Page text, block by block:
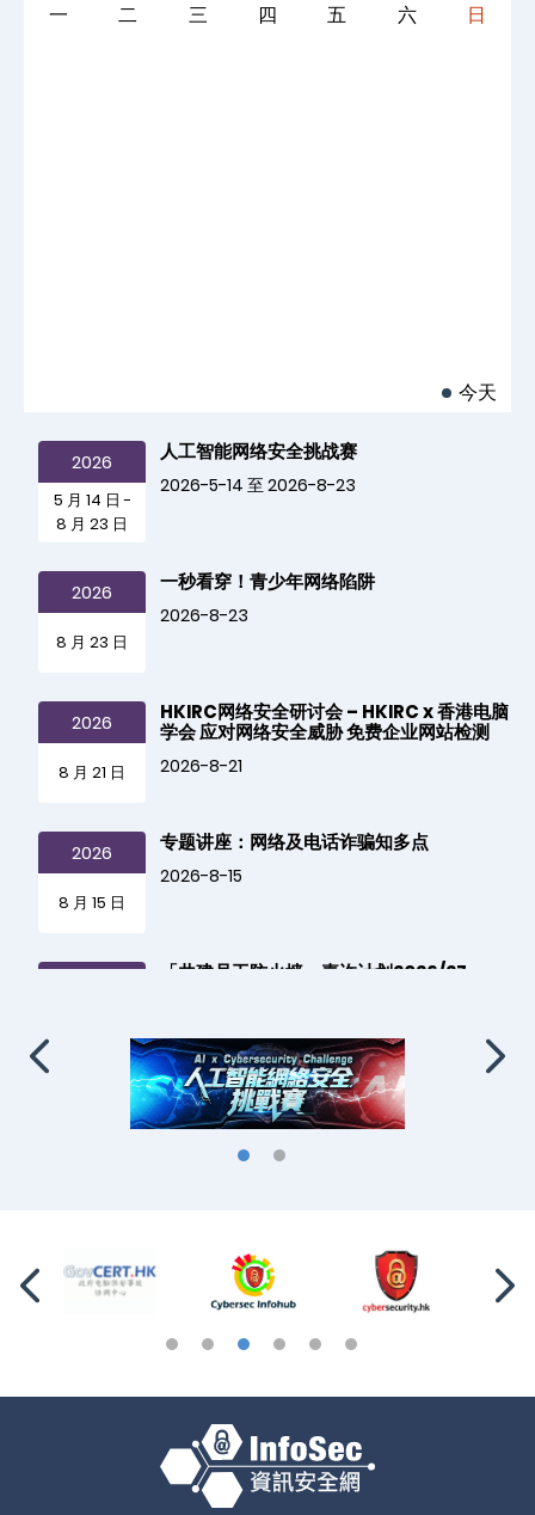
一 二 三 四 五 六 日
今天
2026
5 月 14 日 -
8 月 23 日
人工智能网络安全挑战赛
2026-5-14 至 2026-8-23
2026
8 月 23 日
一秒看穿！青少年网络陷阱
2026-8-23
2026
8 月 21 日
HKIRC网络安全研讨会 – HKIRC x 香港电脑
学会 应对网络安全威胁 免费企业网站检测
2026-8-21
2026
8 月 15 日
专题讲座：网络及电话诈骗知多点
2026-8-15
「共建员工防火墙」嘉许计划2026/27
专题讲座：网络及电话诈骗知多点
2026-8-1
7 月 17-31 日
升级 — 科技安全、网络安全」
2026-7-17 至 2026-7-31
2026-7-20
专题书籍展览 (儿童及青少年)：「阅读领域